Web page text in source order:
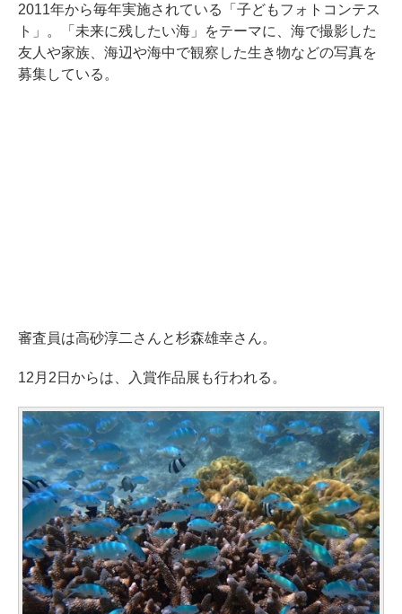
2011年から毎年実施されている「子どもフォトコンテス
ト」。「未来に残したい海」をテーマに、海で撮影した
友人や家族、海辺や海中で観察した生き物などの写真を
募集している。
審査員は高砂淳二さんと杉森雄幸さん。
12月2日からは、入賞作品展も行われる。